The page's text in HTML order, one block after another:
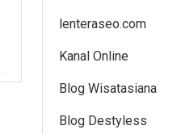
lenteraseo.com
Kanal Online
Blog Wisatasiana
Blog Destyless